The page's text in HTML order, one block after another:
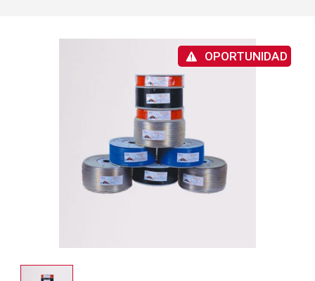
OPORTUNIDAD